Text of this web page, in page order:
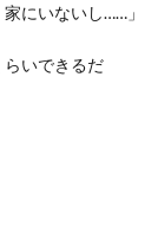
にいないし……」
いできるだ